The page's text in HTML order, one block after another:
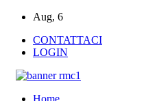
Aug, 6
CONTATTACI
LOGIN
Home